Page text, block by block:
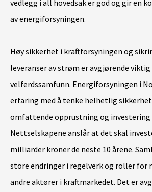
vedlegg i all hovedsak er god og gir en
av energiforsyningen.
Høy sikkerhet i kraftforsyningen og
leveranser av strøm er avgjørende viktig
velferdssamfunn. Energiforsyningen i
erfaring med å tenke helhetlig
omfattende opprustning og investering
Nettselskapene anslår at det skal
milliarder kroner de neste 10 årene.
store endringer i regelverk og roller for
andre aktører i kraftmarkedet. Det er